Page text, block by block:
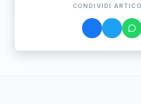
CONDIVIDI